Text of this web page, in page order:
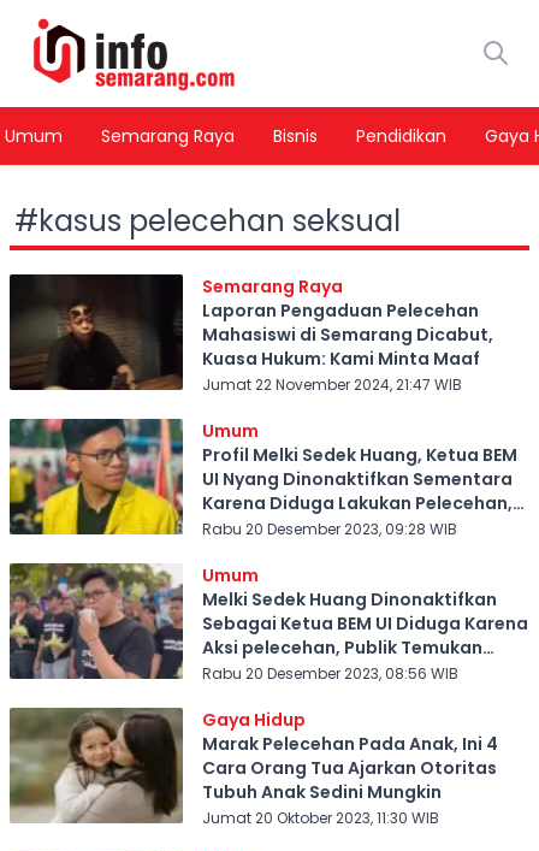
Umum Semarang Raya Bisnis Pendidikan Gaya
#kasus pelecehan seksual
Semarang Raya
Laporan Pengaduan Pelecehan
Mahasiswi di Semarang Dicabut,
Kuasa Hukum: Kami Minta Maaf
Jumat 22 November 2024, 21:47 WIB
Umum
Profil Melki Sedek Huang, Ketua BEM
UI Nyang Dinonaktifkan Sementara
Karena Diduga Lakukan Pelecehan,
Sudah Punya Pacar?
Rabu 20 Desember 2023, 09:28 WIB
Umum
Melki Sedek Huang Dinonaktifkan
Sebagai Ketua BEM UI Diduga Karena
Aksi pelecehan, Publik Temukan
Beberapa Kejanggalan
Rabu 20 Desember 2023, 08:56 WIB
Gaya Hidup
Marak Pelecehan Pada Anak, Ini 4
Cara Orang Tua Ajarkan Otoritas
Tubuh Anak Sedini Mungkin
Jumat 20 Oktober 2023, 11:30 WIB